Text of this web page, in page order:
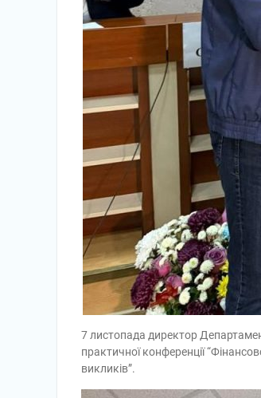
7 листопада директор
практичної конференції
викликів”.